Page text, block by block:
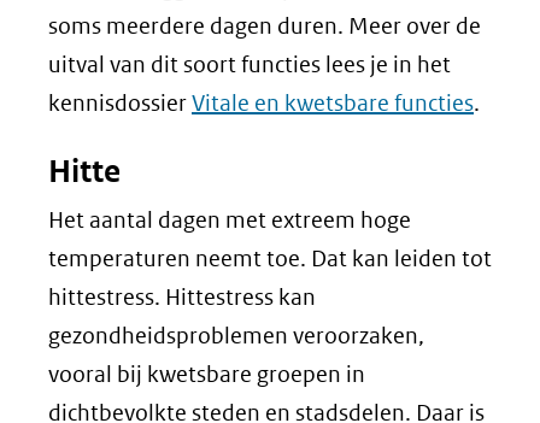
soms meerdere dagen duren. Meer over de
uitval van dit soort functies lees je in het
kennisdossierVitale en kwetsbare functies.
Hitte
Het aantal dagen met extreem hoge
temperaturen neemt toe. Dat kan leiden tot
hittestress. Hittestress kan
gezondheidsproblemen veroorzaken,
vooral bij kwetsbare groepen in
dichtbevolkte steden en stadsdelen. Daar is